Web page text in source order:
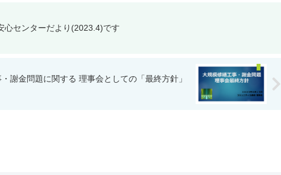
心センターだより(2023.4)です
謝金問題に関する 理事会としての「最終方針」